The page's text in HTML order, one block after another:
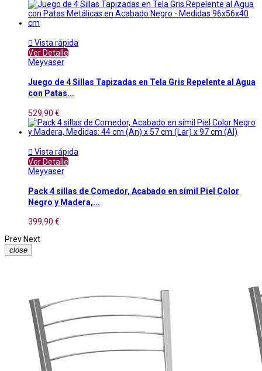
 Vista rápida
Ver Detalle
Meyvaser
Juego de 4 Sillas Tapizadas en Tela Gris Repelente al Agua
con Patas...
529,90 €
 Vista rápida
Ver Detalle
Meyvaser
Pack 4 sillas de Comedor, Acabado en símil Piel Color
Negro y Madera,...
399,90 €
Prev Next
close